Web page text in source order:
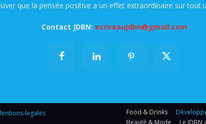
que la pensée positive a un effet extraordinaire sur tout
Contact JDBN: ecrireaujdbn@gmail.com
legales Food & Drinks